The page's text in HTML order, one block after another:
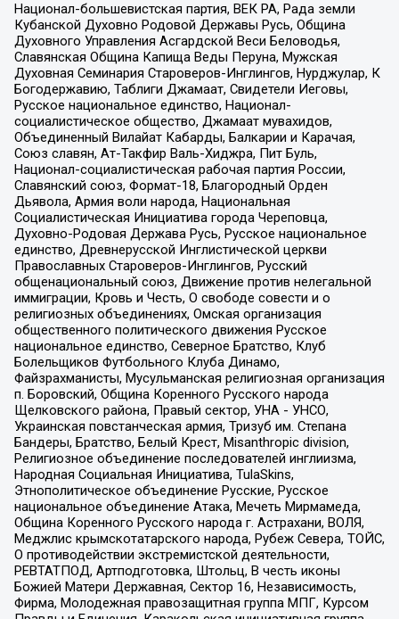
Национал-большевистская партия, ВЕК РА, Рада земли
Кубанской Духовно Родовой Державы Русь, Община
Духовного Управления Асгардской Веси Беловодья,
Славянская Община Капища Веды Перуна, Мужская
Духовная Семинария Староверов-Инглингов, Нурджулар, К
Богодержавию, Таблиги Джамаат, Свидетели Иеговы,
Русское национальное единство, Национал-
социалистическое общество, Джамаат мувахидов,
Объединенный Вилайат Кабарды, Балкарии и Карачая,
Союз славян, Ат-Такфир Валь-Хиджра, Пит Буль,
Национал-социалистическая рабочая партия России,
Славянский союз, Формат-18, Благородный Орден
Дьявола, Армия воли народа, Национальная
Социалистическая Инициатива города Череповца,
Духовно-Родовая Держава Русь, Русское национальное
единство, Древнерусской Инглистической церкви
Православных Староверов-Инглингов, Русский
общенациональный союз, Движение против нелегальной
иммиграции, Кровь и Честь, О свободе совести и о
религиозных объединениях, Омская организация
общественного политического движения Русское
национальное единство, Северное Братство, Клуб
Болельщиков Футбольного Клуба Динамо,
Файзрахманисты, Мусульманская религиозная организация
п. Боровский, Община Коренного Русского народа
Щелковского района, Правый сектор, УНА - УНСО,
Украинская повстанческая армия, Тризуб им. Степана
Бандеры, Братство, Белый Крест, Misanthropic division,
Религиозное объединение последователей инглиизма,
Народная Социальная Инициатива, TulaSkins,
Этнополитическое объединение Русские, Русское
национальное объединение Атака, Мечеть Мирмамеда,
Община Коренного Русского народа г. Астрахани, ВОЛЯ,
Меджлис крымскотатарского народа, Рубеж Севера, ТОЙС,
О противодействии экстремистской деятельности,
РЕВТАТПОД, Артподготовка, Штольц, В честь иконы
Божией Матери Державная, Сектор 16, Независимость,
Фирма, Молодежная правозащитная группа МПГ, Курсом